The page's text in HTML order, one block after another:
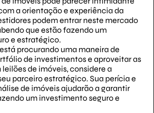
a orientação e experiência da
podem entrar neste mercado
que estão fazendo um
e estratégico.
procurando uma maneira de
de investimentos e aproveitar as
de imóveis, considere a
parceiro estratégico. Sua perícia e
de imóveis ajudarão a garantir
um investimento seguro e